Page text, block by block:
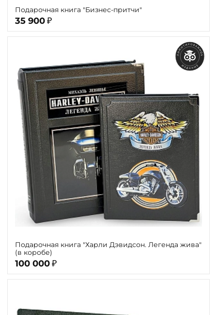
Подарочная книга "Бизнес-притчи"
35 900 ₽
Подарочная книга "Харли Дэвидсон. Легенда жива"
(в коробе)
100 000 ₽